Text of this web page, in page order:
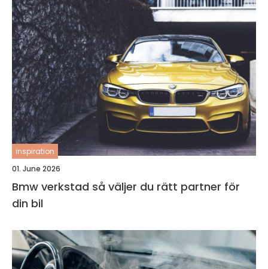
inspiration
01. June 2026
Bmw verkstad så väljer du rätt partner för
din bil